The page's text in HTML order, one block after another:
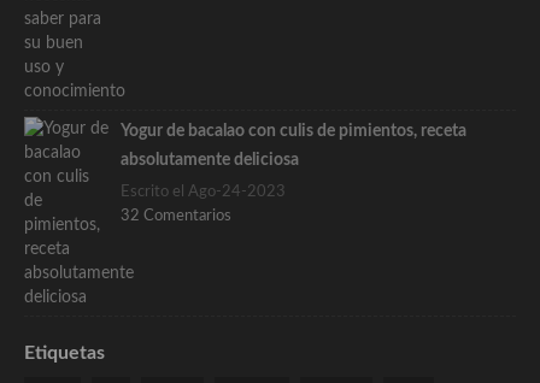
Yogur de bacalao con culis de pimientos, receta
absolutamente deliciosa
Escrito el Ago-24-2023
32 Comentarios
Etiquetas